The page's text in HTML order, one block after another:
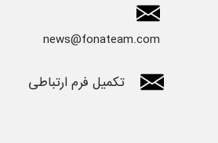
news@fonateam.com
تکمیل فرم ارتباطی